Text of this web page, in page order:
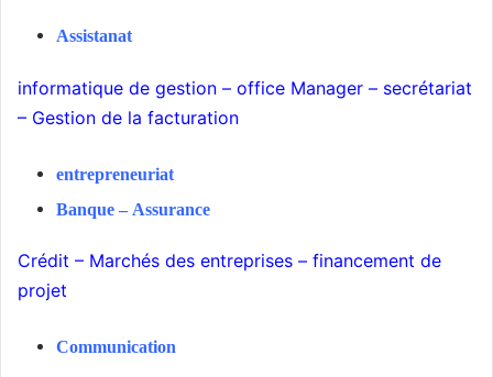
Assistanat
informatique de gestion – office Manager – secrétariat
– Gestion de la facturation
entrepreneuriat
Banque – Assurance
Crédit – Marchés des entreprises – financement de
projet
Communication